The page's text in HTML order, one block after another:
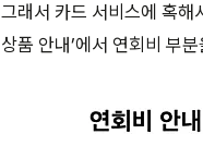
그래서 카드 서비스에 혹해
상품 안내’에서 연회비 부